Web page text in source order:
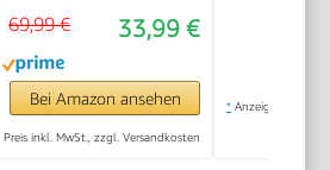
Aufwärm- und
Defroster-Stufe,
Edelstahl gebürstet,
schwarz, 1.400 W, AT
33,99 €
69,99 €
Bei Amazon ansehen
Preis inkl. MwSt., zzgl. Versandkosten
* Anzeige